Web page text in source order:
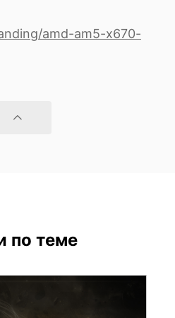
amd-am5-x670-
по теме